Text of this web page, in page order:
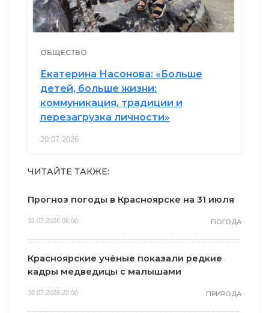
ОБЩЕСТВО
Екатерина Насонова: «Больше
детей, больше жизни:
коммуникация, традиции и
перезагрузка личности»
20.07.2026
ЧИТАЙТЕ ТАКЖЕ:
Прогноз погоды в Красноярске на 31 июля
31.07.2026 06:00 ПОГОДА
Красноярские учёные показали редкие
кадры медведицы с малышами
30.07.2026 20:00 ПРИРОДА